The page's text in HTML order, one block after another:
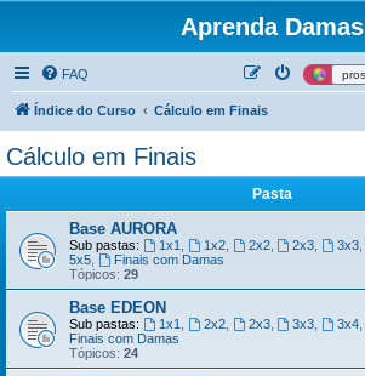
Aprenda Damas
FAQ
Índice do Curso Cálculo em Finais
Cálculo em Finais
Pasta
Base AURORA
Sub pastas: 1x1 1x2, 2x2, 2x3 3x3
5x5
Finais com Damas
Tópicos: 29
Base EDEON
Sub pastas: 1x1 2x2, 2x3, 3x3 3x4
Finais com Damas
Tópicos: 24